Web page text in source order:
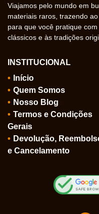
Viajamos pelo mundo em
materiais raros, trazendo
para que você pratique
clássicos e às tradições
INSTITUCIONAL
Início
Quem Somos
Nosso Blog
Termos e Condições
Gerais
Devolução,
e Cancelamento